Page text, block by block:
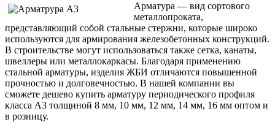
Арматура — вид сортового
металлопроката,
представляющий собой стальные стержни, которые широко
используются для армирования железобетонных конструкций.
В строительстве могут использоваться также сетка, канаты,
швеллеры или металлокаркасы. Благодаря применению
стальной арматуры, изделия ЖБИ отличаются повышенной
прочностью и долговечностью. В нашей компании вы
сможете дешево купить арматуру периодического профиля
класса А3 толщиной 8 мм, 10 мм, 12 мм, 14 мм, 16 мм оптом и
в розницу.